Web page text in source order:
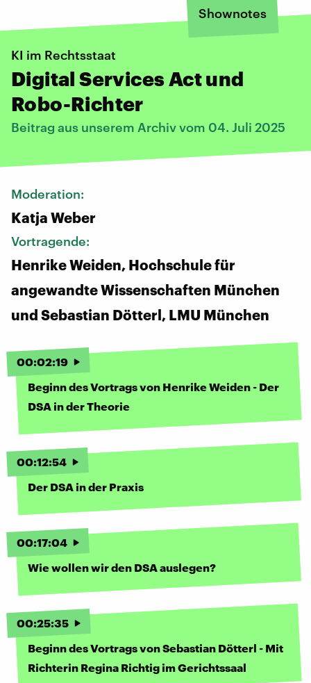
Shownotes
KI im Rechtsstaat
Digital Services Act und
Robo-Richter
Beitrag aus unserem Archiv vom 04. Juli 2025
Moderation:
Katja Weber
Vortragende:
Henrike Weiden, Hochschule für
angewandte Wissenschaften München
und Sebastian Dötterl, LMU München
00:02:19
Beginn des Vortrags von Henrike Weiden - Der
DSA in der Theorie
00:12:54
Der DSA in der Praxis
00:17:04
Wie wollen wir den DSA auslegen?
00:25:35
Beginn des Vortrags von Sebastian Dötterl - Mit
Richterin Regina Richtig im Gerichtssaal